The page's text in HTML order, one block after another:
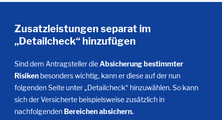
Zusatzleistungen separat im
„Detailcheck“ hinzufügen
Sind dem Antragsteller dieAbsicherung bestimmter
Risiken besonders wichtig, kann er diese auf der nun
folgenden Seite unter „Detailcheck“ hinzuwählen. So kann
sich der Versicherte beispielsweise zusätzlich in
nachfolgenden Bereichen absichern.